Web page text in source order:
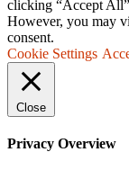
clicking “Accept
However, you may
consent.
Cookie Settings
Close
Privacy Overview